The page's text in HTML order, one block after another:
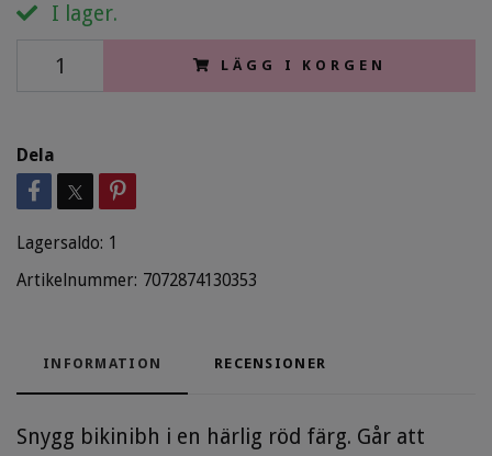
I lager.
LÄGG I KORGEN
Dela
Lagersaldo: 1
Artikelnummer: 7072874130353
INFORMATION RECENSIONER
Snygg bikinibh i en härlig röd färg. Går att